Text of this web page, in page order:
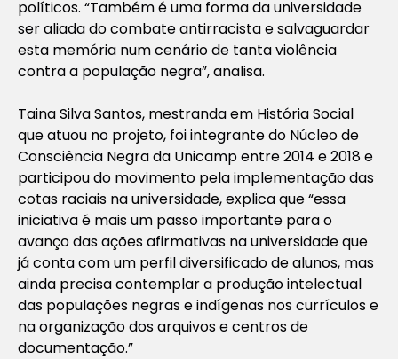
políticos. “Também é uma forma da universidade
ser aliada do combate antirracista e salvaguardar
esta memória num cenário de tanta violência
contra a população negra”, analisa.
Taina Silva Santos, mestranda em História Social
que atuou no projeto, foi integrante do Núcleo de
Consciência Negra da Unicamp entre 2014 e 2018 e
participou do movimento pela implementação das
cotas raciais na universidade, explica que “essa
iniciativa é mais um passo importante para o
avanço das ações afirmativas na universidade que
já conta com um perfil diversificado de alunos, mas
ainda precisa contemplar a produção intelectual
das populações negras e indígenas nos currículos e
na organização dos arquivos e centros de
documentação.”